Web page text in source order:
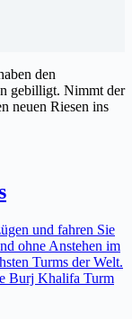
den
gebilligt. Nimmt der
neuen Riesen ins
und fahren Sie
ohne Anstehen im
Turms der Welt.
Burj Khalifa Turm